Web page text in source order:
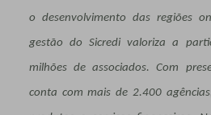
o desenvolvimento das regiões
gestão do Sicredi valoriza a
milhões de associados. Com
conta com mais de 2.400